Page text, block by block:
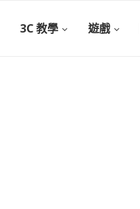
3C 教學 遊戲